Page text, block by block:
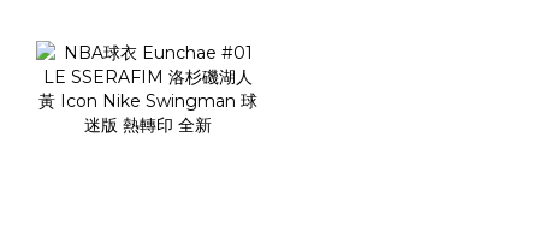
Swingman 球迷版
熱轉印 全新